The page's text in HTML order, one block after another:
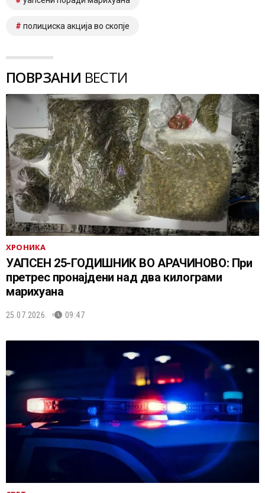
полициска акција во скопје
ПОВРЗАНИ ВЕСТИ
ХРОНИКА
УАПСЕН 25-ГОДИШНИК ВО АРАЧИНОВО: При
претрес пронајдени над два килограми
марихуана
25.07.2026. 09:47